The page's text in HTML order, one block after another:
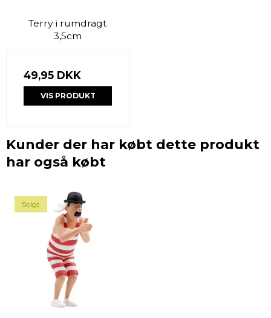
Terry i rumdragt
3,5cm
49,95 DKK
VIS PRODUKT
Kunder der har købt dette produkt
har også købt
Solgt